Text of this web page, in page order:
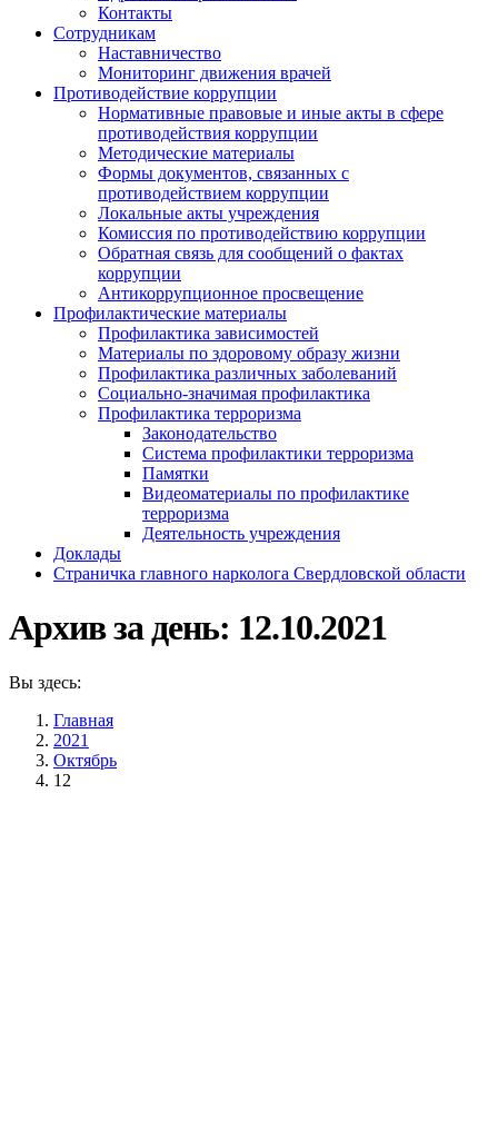
Контакты
Сотрудникам
Наставничество
Мониторинг движения врачей
Противодействие коррупции
Нормативные правовые и иные акты в сфере
противодействия коррупции
Методические материалы
Формы документов, связанных с
противодействием коррупции
Локальные акты учреждения
Комиссия по противодействию коррупции
Обратная связь для сообщений о фактах
коррупции
Антикоррупционное просвещение
Профилактические материалы
Профилактика зависимостей
Материалы по здоровому образу жизни
Профилактика различных заболеваний
Социально-значимая профилактика
Профилактика терроризма
Законодательство
Система профилактики терроризма
Памятки
Видеоматериалы по профилактике
терроризма
Деятельность учреждения
Доклады
Страничка главного нарколога Свердловской области
Архив за день: 12.10.2021
Вы здесь:
Главная
2021
Октябрь
12